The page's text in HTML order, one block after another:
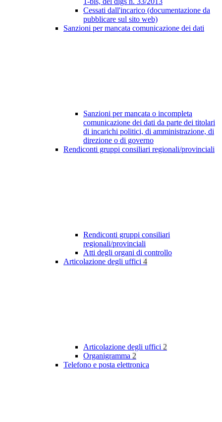
Cessati dall'incarico (documentazione da
pubblicare sul sito web)
Sanzioni per mancata comunicazione dei dati
Sanzioni per mancata o incompleta
comunicazione dei dati da parte dei titolari
di incarichi politici, di amministrazione, di
direzione o di governo
Rendiconti gruppi consiliari regionali/provinciali
Rendiconti gruppi consiliari
regionali/provinciali
Atti degli organi di controllo
Articolazione degli uffici 4
Articolazione degli uffici 2
Organigramma 2
Telefono e posta elettronica